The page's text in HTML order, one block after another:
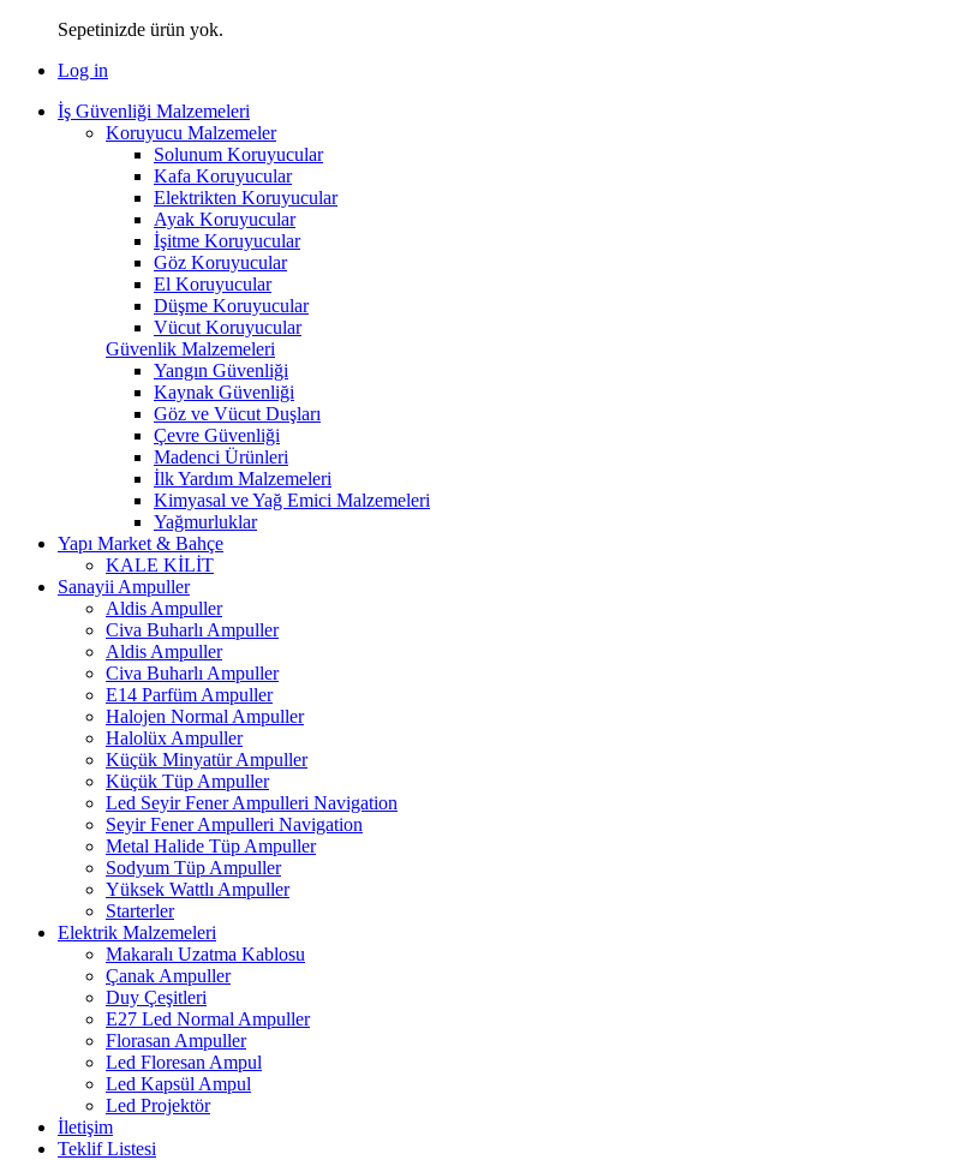
Sepetinizde ürün yok.
Log in
İş Güvenliği Malzemeleri
Koruyucu Malzemeler
Solunum Koruyucular
Kafa Koruyucular
Elektrikten Koruyucular
Ayak Koruyucular
İşitme Koruyucular
Göz Koruyucular
El Koruyucular
Düşme Koruyucular
Vücut Koruyucular
Güvenlik Malzemeleri
Yangın Güvenliği
Kaynak Güvenliği
Göz ve Vücut Duşları
Çevre Güvenliği
Madenci Ürünleri
İlk Yardım Malzemeleri
Kimyasal ve Yağ Emici Malzemeleri
Yağmurluklar
Yapı Market & Bahçe
KALE KİLİT
Sanayii Ampuller
Aldis Ampuller
Civa Buharlı Ampuller
Aldis Ampuller
Civa Buharlı Ampuller
E14 Parfüm Ampuller
Halojen Normal Ampuller
Halolüx Ampuller
Küçük Minyatür Ampuller
Küçük Tüp Ampuller
Led Seyir Fener Ampulleri Navigation
Seyir Fener Ampulleri Navigation
Metal Halide Tüp Ampuller
Sodyum Tüp Ampuller
Yüksek Wattlı Ampuller
Starterler
Elektrik Malzemeleri
Makaralı Uzatma Kablosu
Çanak Ampuller
Duy Çeşitleri
E27 Led Normal Ampuller
Florasan Ampuller
Led Floresan Ampul
Led Kapsül Ampul
Led Projektör
İletişim
Teklif Listesi